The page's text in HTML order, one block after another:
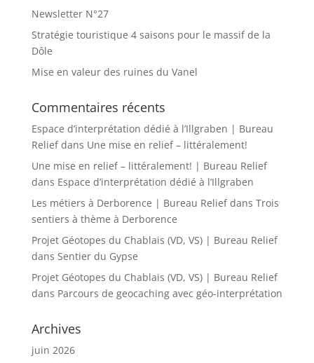
Newsletter N°27
Stratégie touristique 4 saisons pour le massif de la
Dôle
Mise en valeur des ruines du Vanel
Commentaires récents
Espace d’interprétation dédié à l’Illgraben | Bureau
Reliefdans Une mise en relief – littéralement!
Une mise en relief – littéralement! | Bureau Relief
dans Espace d’interprétation dédié à l’Illgraben
Les métiers à Derborence | Bureau Reliefdans Trois
sentiers à thème à Derborence
Projet Géotopes du Chablais (VD, VS) | Bureau Relief
dans Sentier du Gypse
Projet Géotopes du Chablais (VD, VS) | Bureau Relief
dans Parcours de geocaching avec géo-interprétation
Archives
juin 2026